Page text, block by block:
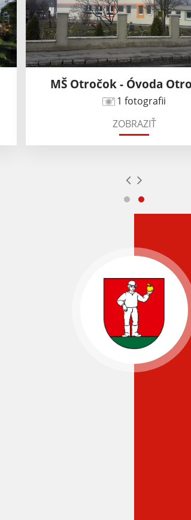
MŠ Otročok - Óvoda
1 fotografii
ZOBRAZIŤ